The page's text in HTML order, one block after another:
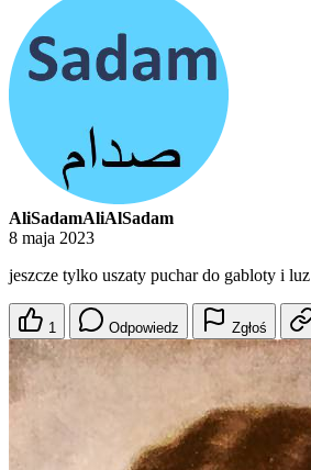
AliSadamAliAlSadam
8 maja 2023
jeszcze tylko uszaty puchar do gabloty i luz
1 Odpowiedz Zgłoś